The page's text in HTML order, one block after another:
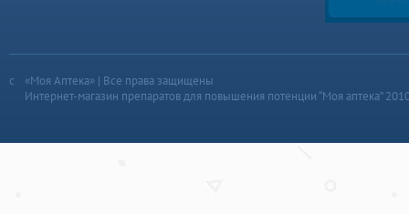
«Моя Аптека» | Все права защищены
Интернет-магазин препаратов для повышения потенции “Моя аптека”